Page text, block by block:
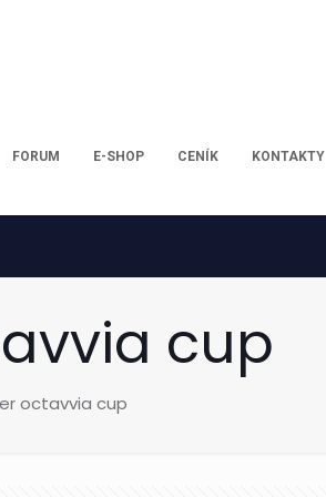
FORUM E-SHOP CENÍK KONTAKTY
cup
octavvia cup